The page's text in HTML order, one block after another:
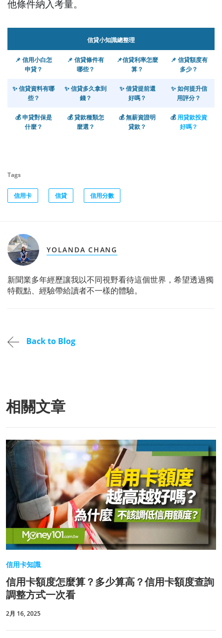
他條件納入考量。
信貸小知識總整理
📌 信用小白怎
申貸？
📌 信貸條件有
哪些？
📌信貸利率怎麼
算？
📌 信貸額度有
多少？
✨信貸資料有哪
些？
✨信貸多久拿到
錢？
✨借貸提前還
好嗎？
✨如何提升信
用評分？
💰申貸對保是
什麼？
💰 貸款種類怎
麼選？
💰無薪資證明
貸款？
💰用貸款投資
好嗎？
Tags
信用卡 信貸 信用分數
YOLANDA CHANG
新聞業多年經歷讓我以不同視野看待這個世界，希望透過獨
特觀點、經驗帶給讀者不一樣的體驗。
Back to Blog
相關文章
信用卡知識
信用卡額度怎麼算？多少算高？信用卡額度查詢
調整方式一次看
2月 16, 2025